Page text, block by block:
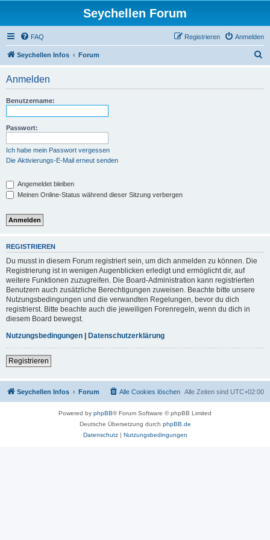
Seychellen Forum
FAQ Anmelden
Registrieren
Seychellen Infos Forum
Anmelden
Benutzername:
Passwort:
Ich habe mein Passwort vergessen
Die Aktivierungs-E-Mail erneut senden
Angemeldet bleiben
Meinen Online-Status während dieser Sitzung verbergen
REGISTRIEREN
Du musst in diesem Forum registriert sein, um dich anmelden zu können. Die
Registrierung ist in wenigen Augenblicken erledigt und ermöglicht dir, auf
weitere Funktionen zuzugreifen. Die Board-Administration kann registrierten
Benutzern auch zusätzliche Berechtigungen zuweisen. Beachte bitte unsere
Nutzungsbedingungen und die verwandten Regelungen, bevor du dich
registrierst. Bitte beachte auch die jeweiligen Forenregeln, wenn du dich in
diesem Board bewegst.
Nutzungsbedingungen | Datenschutzerklärung
Registrieren
Seychellen Infos Forum Alle Zeiten sind UTC+02:00
Alle Cookies löschen
Powered by phpBB® Forum Software © phpBB Limited
Deutsche Übersetzung durch phpBB.de
Datenschutz| Nutzungsbedingungen